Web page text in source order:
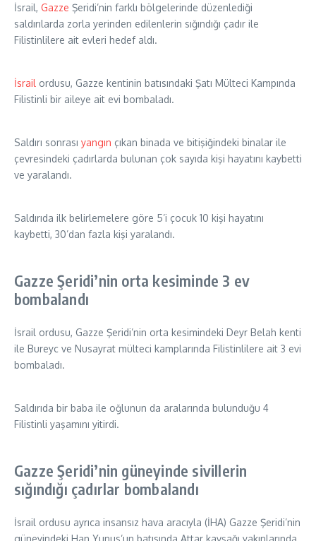
İsrail, Gazze Şeridi’nin farklı bölgelerinde düzenlediği
saldırılarda zorla yerinden edilenlerin sığındığı çadır ile
Filistinlilere ait evleri hedef aldı.
İsrail ordusu, Gazze kentinin batısındaki Şatı Mülteci Kampında
Filistinli bir aileye ait evi bombaladı.
Saldırı sonrası yangın çıkan binada ve bitişiğindeki binalar ile
çevresindeki çadırlarda bulunan çok sayıda kişi hayatını kaybetti
ve yaralandı.
Saldırıda ilk belirlemelere göre 5’i çocuk 10 kişi hayatını
kaybetti, 30’dan fazla kişi yaralandı.
Gazze Şeridi’nin orta kesiminde 3 ev
bombalandı
İsrail ordusu, Gazze Şeridi’nin orta kesimindeki Deyr Belah kenti
ile Bureyc ve Nusayrat mülteci kamplarında Filistinlilere ait 3 evi
bombaladı.
Saldırıda bir baba ile oğlunun da aralarında bulunduğu 4
Filistinli yaşamını yitirdi.
Gazze Şeridi’nin güneyinde sivillerin
sığındığı çadırlar bombalandı
İsrail ordusu ayrıca insansız hava aracıyla (İHA) Gazze Şeridi’nin
güneyindeki Han Yunus’un batısında Attar kavşağı yakınlarında